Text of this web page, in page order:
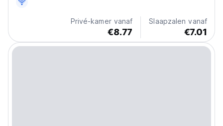
Cambodjaanse ervaring. (Auto-translated from original
Privé-kamer vanaf
€8.77
Slaapzalen vanaf
€7.01